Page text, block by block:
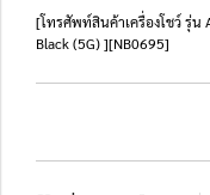
[โทรศัพท์สินค้าเครื่องโชว์ รุ่น
Black (5G) ][NB0695]